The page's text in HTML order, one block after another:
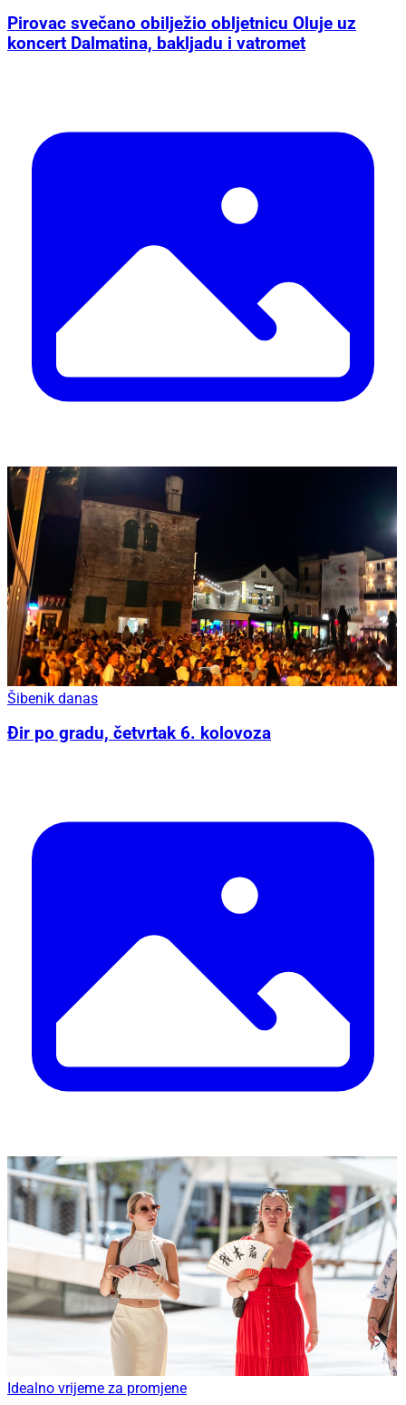
Pirovac svečano obilježio obljetnicu Oluje uz
koncert Dalmatina, bakljadu i vatromet
Šibenik danas
Đir po gradu, četvrtak 6. kolovoza
Idealno vrijeme za promjene